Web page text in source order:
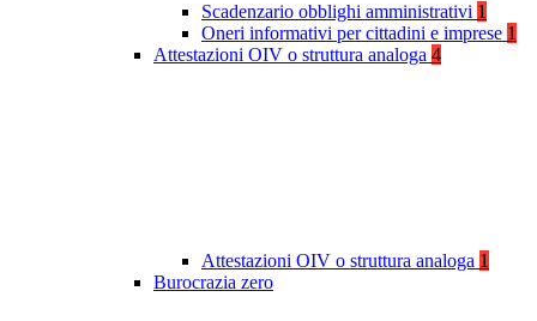
Scadenzario obblighi amministrativi 1
Oneri informativi per cittadini e imprese 1
Attestazioni OIV o struttura analoga 4
Attestazioni OIV o struttura analoga 1
Burocrazia zero